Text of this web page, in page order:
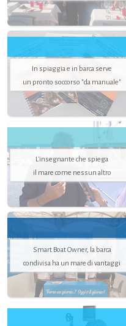
In spiaggia e in barca serve
un pronto soccorso "da manuale"
L'insegnante che spiega
il mare come nessun altro
Smart Boat Owner, la barca
condivisa ha un mare di vantaggi